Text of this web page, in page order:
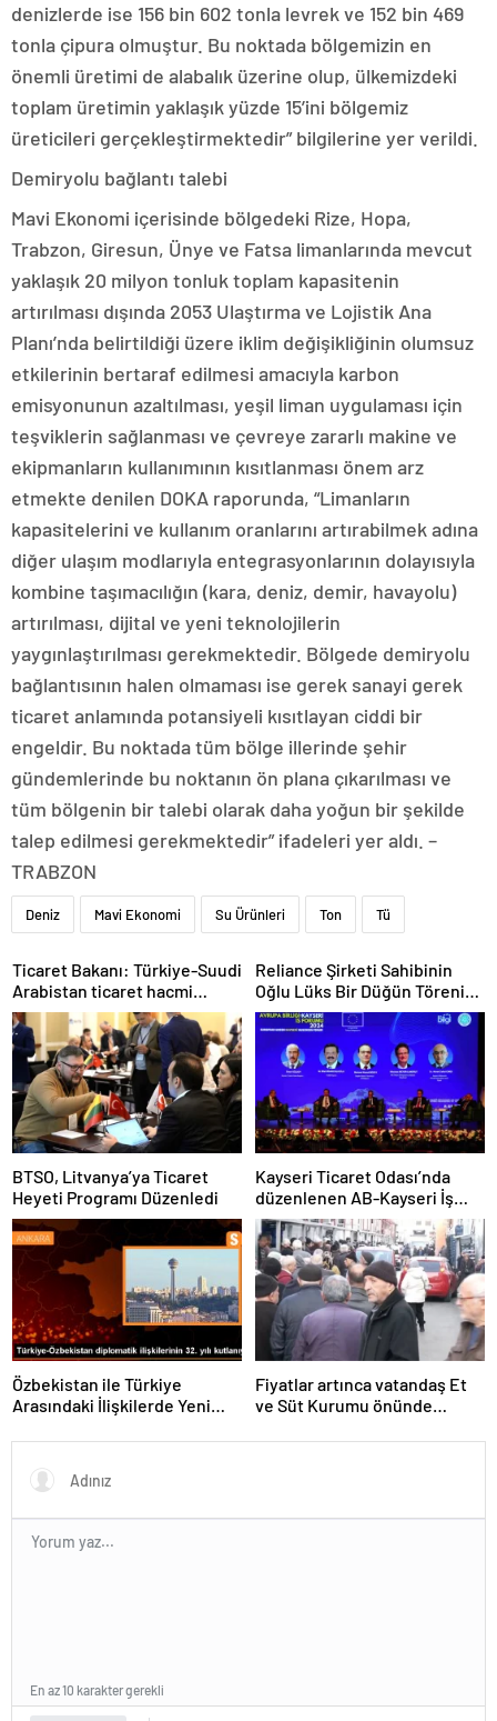
denizlerde ise 156 bin 602 tonla levrek ve 152 bin 469
tonla çipura olmuştur. Bu noktada bölgemizin en
önemli üretimi de alabalık üzerine olup, ülkemizdeki
toplam üretimin yaklaşık yüzde 15’ini bölgemiz
üreticileri gerçekleştirmektedir” bilgilerine yer verildi.
Demiryolu bağlantı talebi
Mavi Ekonomi içerisinde bölgedeki Rize, Hopa,
Trabzon, Giresun, Ünye ve Fatsa limanlarında mevcut
yaklaşık 20 milyon tonluk toplam kapasitenin
artırılması dışında 2053 Ulaştırma ve Lojistik Ana
Planı’nda belirtildiği üzere iklim değişikliğinin olumsuz
etkilerinin bertaraf edilmesi amacıyla karbon
emisyonunun azaltılması, yeşil liman uygulaması için
teşviklerin sağlanması ve çevreye zararlı makine ve
ekipmanların kullanımının kısıtlanması önem arz
etmekte denilen DOKA raporunda, “Limanların
kapasitelerini ve kullanım oranlarını artırabilmek adına
diğer ulaşım modlarıyla entegrasyonlarının dolayısıyla
kombine taşımacılığın (kara, deniz, demir, havayolu)
artırılması, dijital ve yeni teknolojilerin
yaygınlaştırılması gerekmektedir. Bölgede demiryolu
bağlantısının halen olmaması ise gerek sanayi gerek
ticaret anlamında potansiyeli kısıtlayan ciddi bir
engeldir. Bu noktada tüm bölge illerinde şehir
gündemlerinde bu noktanın ön plana çıkarılması ve
tüm bölgenin bir talebi olarak daha yoğun bir şekilde
talep edilmesi gerekmektedir” ifadeleri yer aldı. –
TRABZON
Deniz Mavi Ekonomi Su Ürünleri Ton Tü
Ticaret Bakanı: Türkiye-Suudi
Arabistan ticaret hacmi
artacak
Reliance Şirketi Sahibinin
Oğlu Lüks Bir Düğün Töreni
Düzenledi
BTSO, Litvanya’ya Ticaret
Heyeti Programı Düzenledi
Kayseri Ticaret Odası’nda
düzenlenen AB-Kayseri İş
Forumu’nda yeşil dönüşüm
ve dijitalleşme vurgusu
yapıldı
Özbekistan ile Türkiye
Arasındaki İlişkilerde Yeni
Fiyatlar artınca vatandaş Et
ve Süt Kurumu önünde
En az 10 karakter gerekli